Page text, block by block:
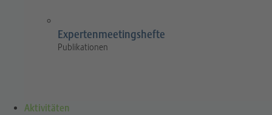
Expertenmeetingshefte
Publikationen
Aktivitäten